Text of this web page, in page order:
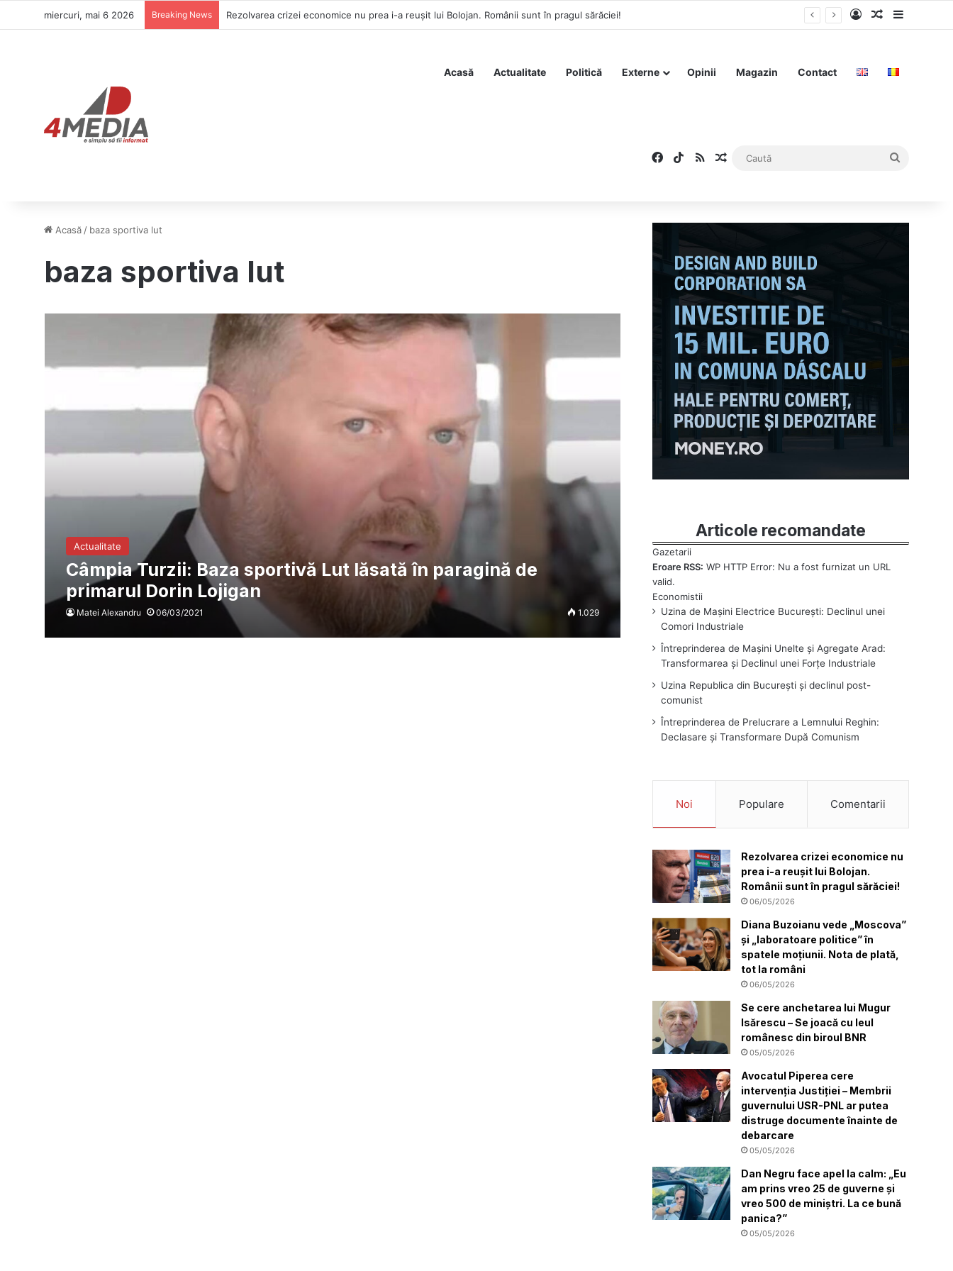
miercuri, mai 6 2026 Breaking News Rezolvarea crizei economice nu prea i-a reușit lui Bolojan. Românii sunt în pragul sărăciei! Log InArticolSidebar
Acasă Actualitate Politică Externe Opinii Magazin Contact
Facebook
TikTok
RSSArticol aleatoriu
Acasă / baza sportiva lut
baza sportiva lut
Actualitate
Câmpia Turzii: Baza sportivă Lut lăsată în paragină de
primarul Dorin Lojigan
Matei Alexandru 06/03/2021 1.029
Articole recomandate
Eroare RSS: WP HTTP Error: Nu a fost furnizat un URL
valid.
Uzina de Mașini Electrice București: Declinul unei
Comori Industriale
Întreprinderea de Mașini Unelte și Agregate Arad:
Transformarea și Declinul unei Forțe Industriale
Uzina Republica din București și declinul post-
comunist
Întreprinderea de Prelucrare a Lemnului Reghin:
Declasare și Transformare După Comunism
Noi Populare Comentarii
Rezolvarea crizei economice nu
prea i-a reușit lui Bolojan.
Românii sunt în pragul sărăciei!
06/05/2026
Diana Buzoianu vede „Moscova”
și „laboratoare politice” în
spatele moțiunii. Nota de plată,
tot la români
06/05/2026
Se cere anchetarea lui Mugur
Isărescu – Se joacă cu leul
românesc din biroul BNR
05/05/2026
Avocatul Piperea cere
intervenția Justiției – Membrii
guvernului USR-PNL ar putea
distruge documente înainte de
debarcare
05/05/2026
Dan Negru face apel la calm: „Eu
am prins vreo 25 de guverne și
vreo 500 de miniștri. La ce bună
panica?”
05/05/2026